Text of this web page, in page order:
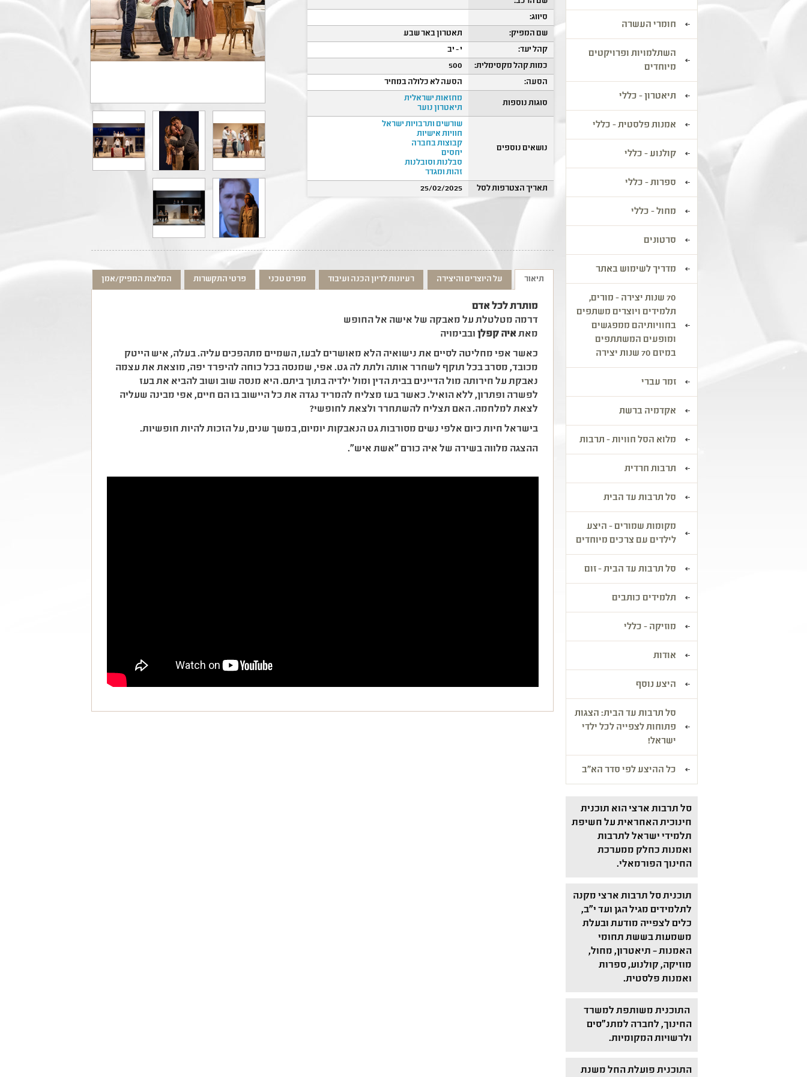
סיווג:
שם המפיק:
תאטרון באר שבע
קהל יעד:
י - יב
כמות קהל מקסימלית:
500
הסעה:
הסעה לא כלולה במחיר
סוגות נוספות
מחזאות ישראלית
תיאטרון נוער
נושאים נוספים
שורשים ותרבויות ישראל
חוויות אישיות
קבוצות בחברה
יחסים
סבלנות וסובלנות
זהות ומגדר
תאריך הצטרפות לסל
25/02/2025
תיאור על היוצרים והיצירה רעיונות לדיון הכנה ועיבוד מפרט טכני פרטי התקשרות המלצות המפיק/אמן
מותרת לכל אדם
דרמה מטלטלת על מאבקה של אישה אל החופש
מאתאיה קפלןובבימויה
כאשר אפי מחליטה לסיים את נישואיה הלא מאושרים לבעז, השמיים מתהפכים עליה. בעלה, איש הייטק
מכובד, מסרב בכל תוקף לשחרר אותה ולתת לה גט. אפי, שמנסה בכל כוחה להיפרד יפה, מוצאת את עצמה
נאבקת על חירותה מול הדיינים בבית הדין ומול ילדיה בתוך ביתם. היא מנסה שוב ושוב להביא את בעז
לפשרה ופתרון, ללא הואיל. כאשר בעז מצליח להמריד נגדה את כל היישוב בו הם חיים, אפי מבינה שעליה
לצאת למלחמה. האם תצליח להשתחרר ולצאת לחופשי?
בישראל חיות כיום אלפי נשים מסורבות גט הנאבקות יומיום, במשך שנים, על הזכות להיות חופשיות.
ההצגה מלווה בשירה של איה כורם ״אשת איש״.
חומרי העשרה
השתלמויות ופרויקטים
מיוחדים
תיאטרון - כללי
אמנות פלסטית - כללי
קולנוע - כללי
ספרות - כללי
מחול - כללי
סרטונים
מדריך לשימוש באתר
70 שנות יצירה - מורים,
תלמידים ויוצרים משתפים
בחוויותיהם ממפגשים
ומופעים המשתתפים
במיזם 70 שנות יצירה
זמר עברי
אקדמיה ברשת
מלוא הסל חוויות - תרבות
תרבות חרדית
סל תרבות עד הבית
מקומות שמורים - היצע
לילדים עם צרכים מיוחדים
סל תרבות עד הבית - זום
תלמידים כותבים
מוזיקה - כללי
אודות
היצע נוסף
סל תרבות עד הבית: הצגות
פתוחות לצפייה לכל ילדי
ישראל!
כל ההיצע לפי סדר הא"ב
סל תרבות ארצי הוא תוכנית
חינוכית האחראית על חשיפת
תלמידי ישראל לתרבות
ואמנות כחלק ממערכת
החינוך הפורמאלי.
תוכנית סל תרבות ארצי מקנה
לתלמידים מגיל הגן ועד י"ב,
כלים לצפייה מודעת ובעלת
משמעות בששת תחומי
האמנות – תיאטרון, מחול,
מוזיקה, קולנוע, ספרות
ואמנות פלסטית.
התוכנית משותפת למשרד
החינוך, לחברה למתנ"סים
ולרשויות המקומיות.
התוכנית פועלת החל משנת